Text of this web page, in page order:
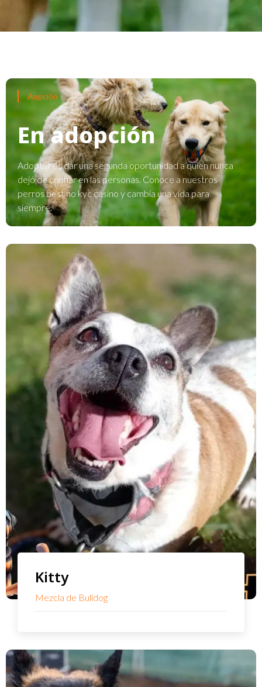
Aopción
En adopción
Adoptar es dar una segunda oportunidad a quien nunca
dejó de confiar en las personas. Conoce a nuestros
perrosbest no kyc casino y cambia una vida para
siempre.
Kitty
Mezcla de Bulldog